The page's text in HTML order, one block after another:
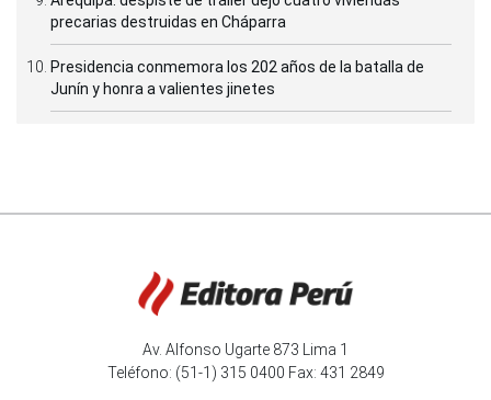
precarias destruidas en Cháparra
Presidencia conmemora los 202 años de la batalla de
Junín y honra a valientes jinetes
Av. Alfonso Ugarte 873 Lima 1
Teléfono: (51-1) 315 0400 Fax: 431 2849